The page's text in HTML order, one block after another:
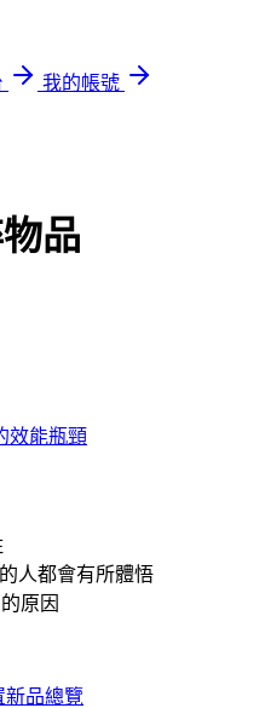
我的帳號
品
效能瓶頸
人都會有所體悟
原因
新品總覽